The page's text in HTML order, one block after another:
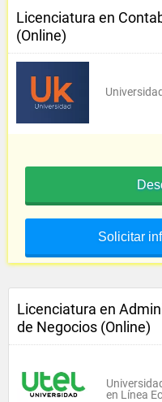
Licenciatura en
(Online)
Solicitar
Licenciatura en
de Negocios (Online)
en Línea